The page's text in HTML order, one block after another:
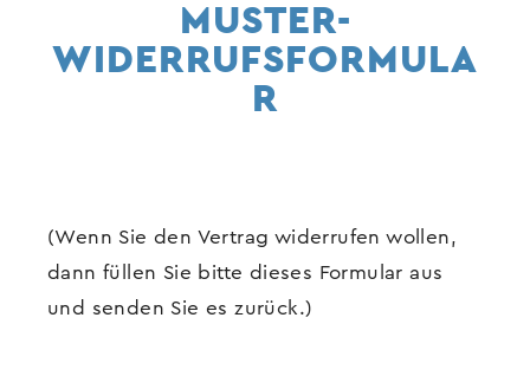
MUSTER-
WIDERRUFSFORMULA
R
(Wenn Sie den Vertrag widerrufen wollen,
dann füllen Sie bitte dieses Formular aus
und senden Sie es zurück.)